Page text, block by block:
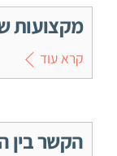
מקצועות
קרא עוד
הקשר בין